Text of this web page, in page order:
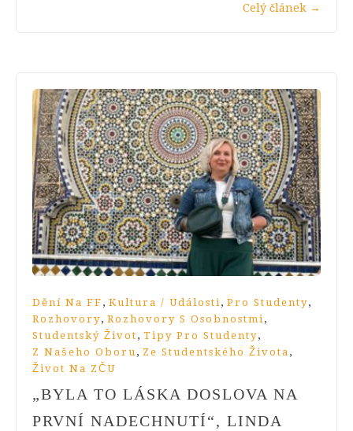
Celý článek →
Dění Na FF , Kultura / Události, Pro Studenty,
Rozhovory, Rozhovory S Osobnostmi,
Studentský Život , Tipy Pro Studenty,
Z Našeho Oboru, Ze Studentského Života ,
Život Na ZČU
„BYLA TO LÁSKA DOSLOVA NA
PRVNÍ NADECHNUTÍ“, LINDA